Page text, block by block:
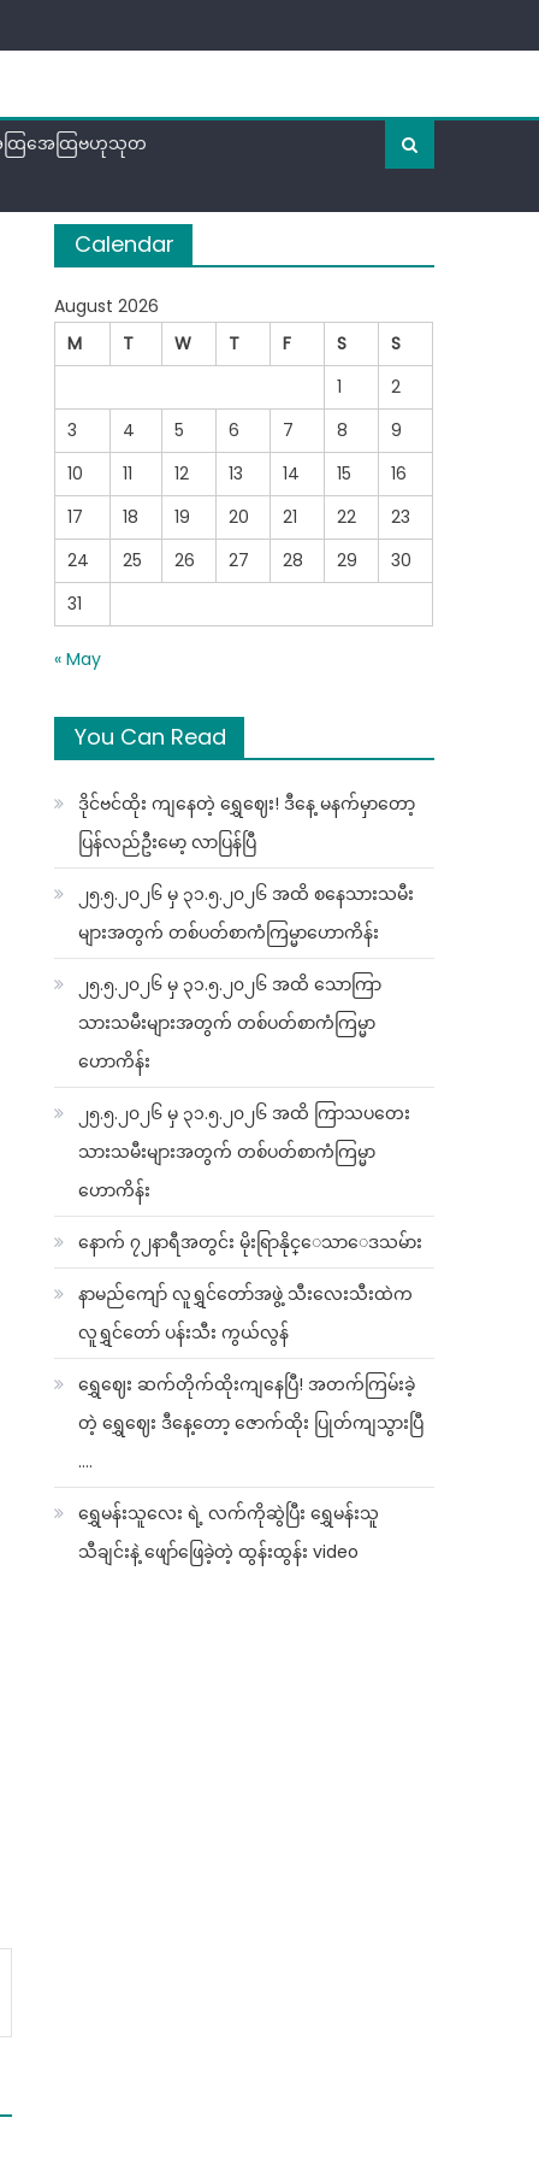
ြအေထြဗဟုသုတ
Calendar
August 2026
M
T W T F S
S
1
2
3
4 5 6 7 8
9
10
11 12 13 14 15
16
17
18 19 20 21 22
23
24
25 26 27 28 29
30
31
« May
You Can Read
ဒိုင်ဗင်ထိုး ကျနေတဲ့ ရွှေဈေး! ဒီနေ့ မနက်မှာတော့
ပြန်လည်ဦးမော့ လာပြန်ပြီ
၂၅.၅.၂၀၂၆ မှ ၃၁.၅.၂၀၂၆ အထိ စနေသားသမီး
များအတွက် တစ်ပတ်စာကံကြမ္မာဟောကိန်း
၂၅.၅.၂၀၂၆ မှ ၃၁.၅.၂၀၂၆ အထိ သောကြာ
သားသမီးများအတွက် တစ်ပတ်စာကံကြမ္မာ
ဟောကိန်း
၂၅.၅.၂၀၂၆ မှ ၃၁.၅.၂၀၂၆ အထိ ကြာသပတေး
သားသမီးများအတွက် တစ်ပတ်စာကံကြမ္မာ
ဟောကိန်း
နောက် ၇၂နာရီအတွင်း မိုးရြာနိုင္ေသာေဒသမ်ား
နာမည်ကျော် လူရွှင်တော်အဖွဲ့ သီးလေးသီးထဲက
လူရွှင်တော် ပန်းသီး ကွယ်လွန်
ရွှေဈေး ဆက်တိုက်ထိုးကျနေပြီ! အတက်ကြမ်းခဲ့
တဲ့ ရွှေဈေး ဒီနေ့တော့ ဇောက်ထိုး ပြုတ်ကျသွားပြီ
….
ရွှေမန်းသူလေး ရဲ့ လက်ကိုဆွဲပြီး ရွှေမန်းသူ
သီချင်းနဲ့ ဖျော်ဖြေခဲ့တဲ့ ထွန်းထွန်း video